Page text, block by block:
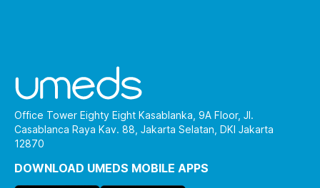
Office Tower Eighty Eight Kasablanka, 9A Floor, Jl.
Casablanca Raya Kav. 88, Jakarta Selatan, DKI Jakarta
12870
DOWNLOAD UMEDS MOBILE APPS